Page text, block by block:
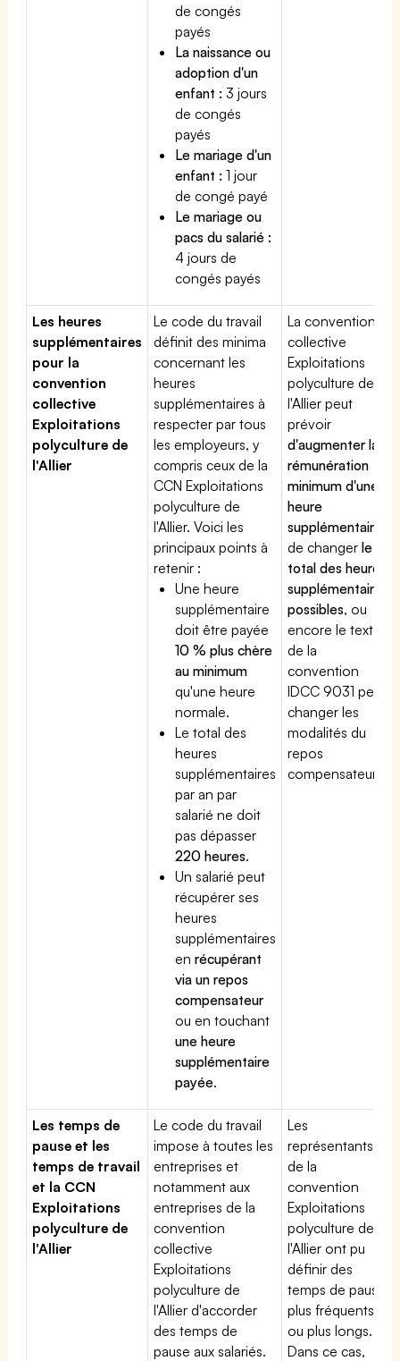
de congés
payés
La naissance ou
adoption d'un
enfant : 3 jours
de congés
payés
Le mariage d'un
enfant : 1 jour
de congé payé
Le mariage ou
pacs du salarié :
4 jours de
congés payés
Les heures
supplémentaires
pour la
convention
collective
Exploitations
polyculture de
l'Allier
Le code du travail
définit des minima
concernant les
heures
supplémentaires à
respecter par tous
les employeurs, y
compris ceux de la
CCN Exploitations
polyculture de
l'Allier. Voici les
principaux points à
retenir :
Une heure
supplémentaire
doit être payée
10 % plus chère
au minimum
qu'une heure
normale.
Le total des
heures
supplémentaires
par an par
salarié ne doit
pas dépasser
220 heures.
Un salarié peut
récupérer ses
heures
supplémentaires
enrécupérant
via un repos
compensateur
ou en touchant
une heure
supplémentaire
payée.
La convention
collective
Exploitations
polyculture de
l'Allier peut
prévoir
d'augmenter la
rémunération
minimum d'une
heure
supplémentaire
de changerle
total des heures
supplémentaires
possibles, ou
encore le texte
de la
convention
IDCC 9031 peut
changer les
modalités du
repos
compensateur.
Les temps de
pause et les
temps de travail
et la CCN
Exploitations
polyculture de
l'Allier
Le code du travail
impose à toutes les
entreprises et
notamment aux
entreprises de la
convention
collective
Exploitations
polyculture de
l'Allier d'accorder
des temps de
pause aux salariés.
Les
représentants
de la
convention
Exploitations
polyculture de
l'Allier ont pu
définir des
temps de pause
plus fréquents
ou plus longs.
Dans ce cas,